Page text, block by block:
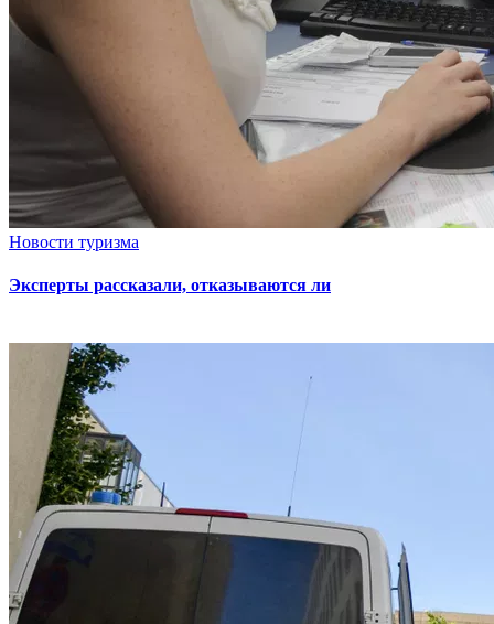
Новости туризма
Эксперты рассказали, отказываются ли